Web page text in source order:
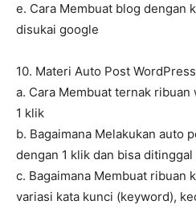
e. Cara Membuat blog dengan
disukai google
10. Materi Auto Post WordPress
a. Cara Membuat ternak
1 klik
b. Bagaimana Melakukan auto
dengan 1 klik dan bisa
c. Bagaimana Membuat ribuan
variasi kata kunci (keyword),